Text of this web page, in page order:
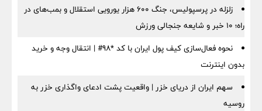
زلزله در پرسپولیس، جنگ ۶۰۰ هزار یورویی استقلال و بمب‌های در
راه؛ ۱۰ خبر و شایعه جنجالی ورزش
نحوه فعال‌سازی کیف پول ایران با کد *98# | انتقال وجه و خرید
بدون اینترنت
سهم ایران از دریای خزر | واقعیت پشت ادعای واگذاری خزر به
روسیه